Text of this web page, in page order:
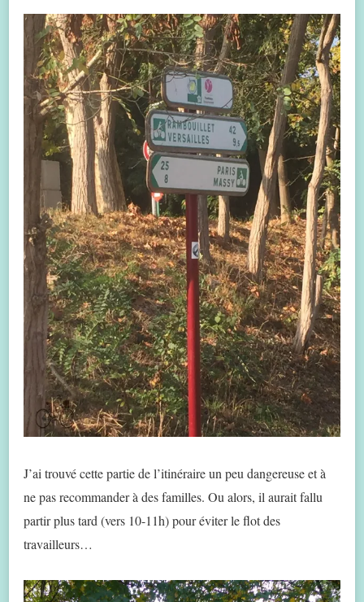
J’ai trouvé cette partie de l’itinéraire un peu dangereuse et à
ne pas recommander à des familles. Ou alors, il aurait fallu
partir plus tard (vers 10-11h) pour éviter le flot des
travailleurs…